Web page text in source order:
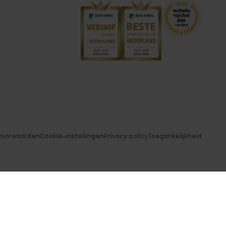
Cookie-instellingen Privacy policyToegankelijkheid